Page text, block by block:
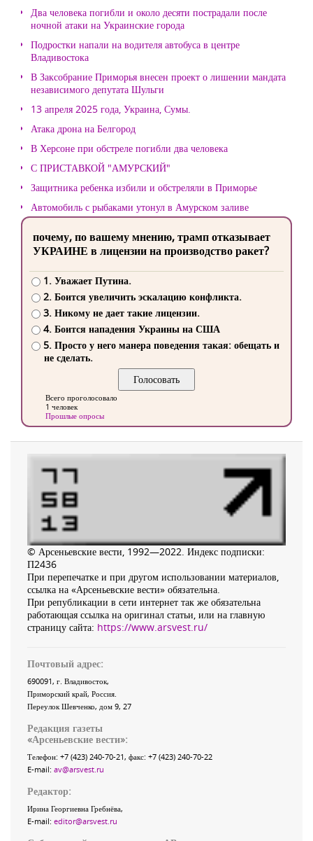
Два человека погибли и около десяти пострадали после
ночной атаки на Украинские города
Подростки напали на водителя автобуса в центре
Владивостока
В Заксобрание Приморья внесен проект о лишении мандата
независимого депутата Шульги
13 апреля 2025 года, Украина, Сумы.
Атака дрона на Белгород
В Херсоне при обстреле погибли два человека
С ПРИСТАВКОЙ "АМУРСКИЙ"
Защитника ребенка избили и обстреляли в Приморье
Автомобиль с рыбаками утонул в Амурском заливе
почему, по вашему мнению, трамп отказывает
УКРАИНЕ в лицензии на производство ракет?
1. Уважает Путина.
2. Боится увеличить эскалацию конфликта.
3. Никому не дает такие лицензии.
4. Боится нападения Украины на США
5. Просто у него манера поведения такая: обещать и
не сделать.
Всего проголосовало
1 человек
Прошлые опросы
© Арсеньевские вести, 1992—2022. Индекс подписки:
П2436
При перепечатке и при другом использовании материалов,
ссылка на «Арсеньевские вести» обязательна.
При републикации в сети интернет так же обязательна
работающая ссылка на оригинал статьи, или на главную
страницу сайта: https://www.arsvest.ru/
Почтовый адрес:
690091, г. Владивосток,
Приморский край, Россия
Переулок Шевченко, дом 9, 27
Редакция газеты
«Арсеньевские вести»:
Телефон: +7 (423) 240-70-21, факс: +7 (423) 240-70-22
E-mail: av@arsvest.ru
Редактор:
Ирина Георгиевна Гребнёва,
E-mail: editor@arsvest.ru